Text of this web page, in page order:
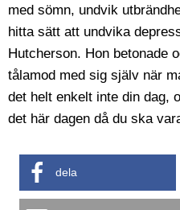
med sömn, undvik
hitta sätt att undvika
Hutcherson. Hon betonade
tålamod med sig själv när
det helt enkelt inte din dag,
det här dagen då du ska
dela